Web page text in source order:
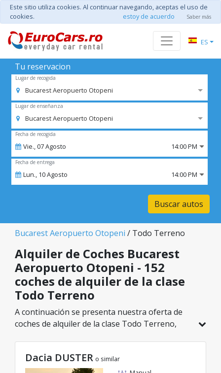
Este sitio utiliza cookies. Al continuar navegando, aceptas el uso de
cookies.
estoy de acuerdo Saber más
ES
Tu reservacion
Lugar de recogida
Bucarest Aeropuerto Otopeni
Lugar de enseñanza
Bucarest Aeropuerto Otopeni
Fecha de recogida
Vie.,07Agosto 14:00 PM
Fecha de entrega
Lun., 10Agosto 14:00 PM
Buscar autos
Bucarest Aeropuerto Otopeni / Todo Terreno
Alquiler de Coches Bucarest
Aeropuerto Otopeni - 152
coches de alquiler de la clase
Todo Terreno
A continuación se presenta nuestra oferta de
coches de alquiler de la clase Todo Terreno,
puedes elegir el modelo ideal de la categoría
Dacia DUSTER o similar